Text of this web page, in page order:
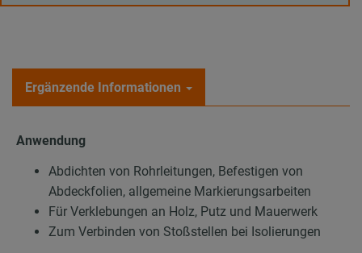
Ergänzende Informationen
Anwendung
Abdichten von Rohrleitungen, Befestigen von
Abdeckfolien, allgemeine Markierungsarbeiten
Für Verklebungen an Holz, Putz und Mauerwerk
Zum Verbinden von Stoßstellen bei Isolierungen